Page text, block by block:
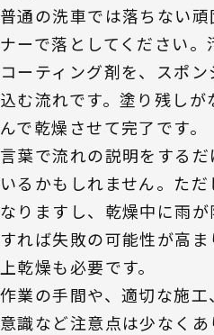
普通の洗車では落ちない
ナーで落としてください
コーティング剤を、スポ
込む流れです。塗り残し
んで乾燥させて完了です。
言葉で流れの説明をする
いるかもしれません。た
なりますし、乾燥中に雨
すれば失敗の可能性が高
上乾燥も必要です。
作業の手間や、適切な施
意識など注意点は少なく